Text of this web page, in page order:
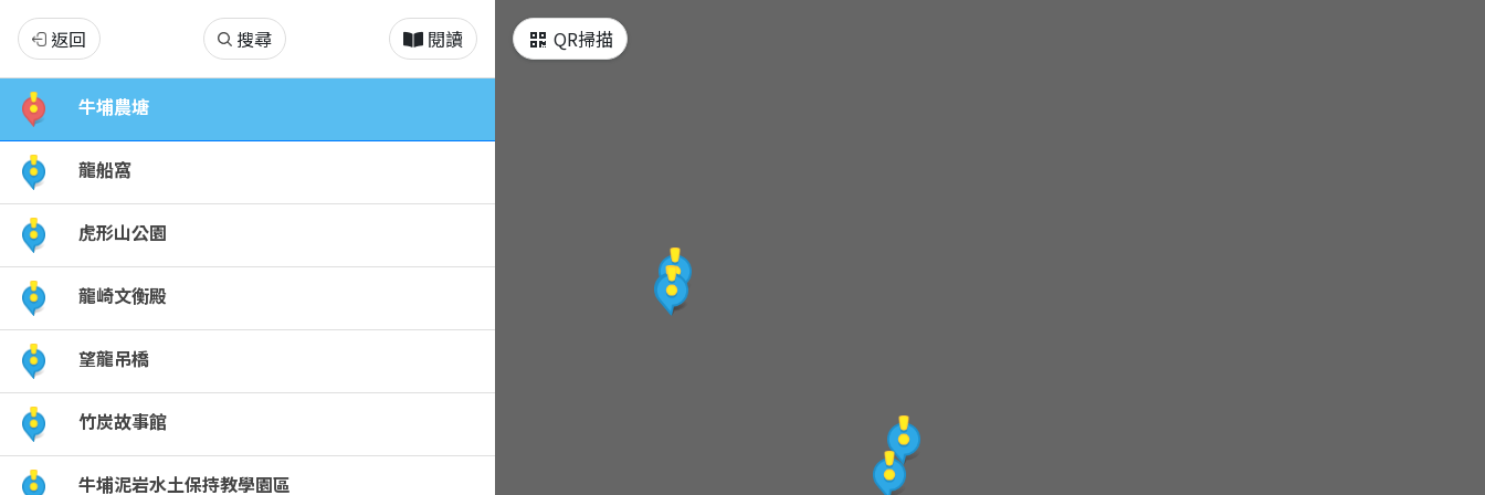
臺
南
市
龍
崎
區
熱
門
QR掃描
返回 搜尋 閱讀
牛埔農塘
龍船窩
虎形山公園
龍崎文衡殿
望龍吊橋
竹炭故事館
牛埔泥岩水土保持教學園區
龍崎文衡殿